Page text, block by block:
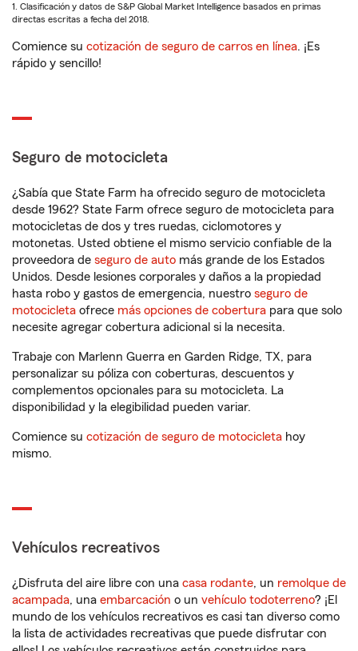
1. Clasificación y datos de S&P Global Market Intelligence basados en primas
directas escritas a fecha del 2018.
Comience su cotización de seguro de carros en línea. ¡Es
rápido y sencillo!
Seguro de motocicleta
¿Sabía que State Farm ha ofrecido seguro de motocicleta
desde 1962? State Farm ofrece seguro de motocicleta para
motocicletas de dos y tres ruedas, ciclomotores y
motonetas. Usted obtiene el mismo servicio confiable de la
proveedora de seguro de auto más grande de los Estados
Unidos. Desde lesiones corporales y daños a la propiedad
hasta robo y gastos de emergencia, nuestro seguro de
motocicleta ofrece más opciones de cobertura para que solo
necesite agregar cobertura adicional si la necesita.
Trabaje con Marlenn Guerra en Garden Ridge, TX, para
personalizar su póliza con coberturas, descuentos y
complementos opcionales para su motocicleta. La
disponibilidad y la elegibilidad pueden variar.
Comience su cotización de seguro de motocicleta hoy
mismo.
Vehículos recreativos
¿Disfruta del aire libre con una casa rodante, un remolque de
acampada, una embarcación o un vehículo todoterreno? ¡El
mundo de los vehículos recreativos es casi tan diverso como
la lista de actividades recreativas que puede disfrutar con